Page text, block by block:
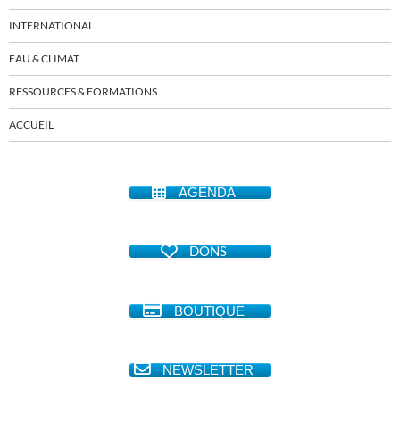
INTERNATIONAL
EAU & CLIMAT
RESSOURCES & FORMATIONS
ACCUEIL
AGENDA
DONS
BOUTIQUE
NEWSLETTER